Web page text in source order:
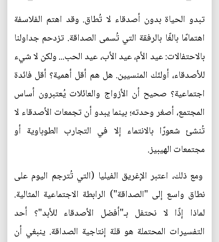
تبدو الحياة بدون أصدقاء لا تُطاق. وقد اهتم الفلاسفة
اهتمامًا بالغًا بالرفقة التي تُسمى الصداقة. تزدحم جداولنا
بالاحتفالات: عيد الأم، عيد الأب، عيد الحب... ولكن لا شيء
للأصدقاء، أولئك المنسيين. هل هم أقل أهمية؟ أقل فائدة
اجتماعية؟ صحيح أن الأزواج والعائلات يُعتبرون أساس
المجتمع، أصغر وحدته؛ بينما يبدو أن تجمعات الأصدقاء لا
تُنشئ شعورًا بالانتماء إلا في التجارب الطوباوية أو
مجتمعات الهيبيز.
ومع ذلك، اعتبر الإغريق الفيليا (التي تُترجم اليوم على
نطاق واسع إلى "الصداقة") الرابطة الاجتماعية المثالية.
لماذا إذًا لا نحتفل بـ"أفضل الأصدقاء للأبد"؟ أحد
التفسيرات المحتملة هو قلة إنتاجية الصداقة. ينبغي أن